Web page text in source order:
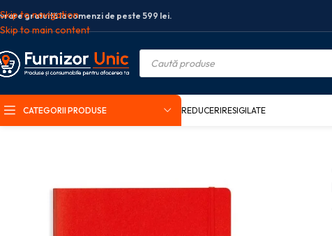
Skip to navigation
Skip to main content
gratuită la comenzi de peste 599 lei.
CATEGORII PRODUSE REDUCERIRESIGILATE